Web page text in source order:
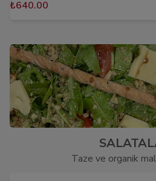
Mozeralla) 2 adet servis edilir
₺640.00
Taze ve organik